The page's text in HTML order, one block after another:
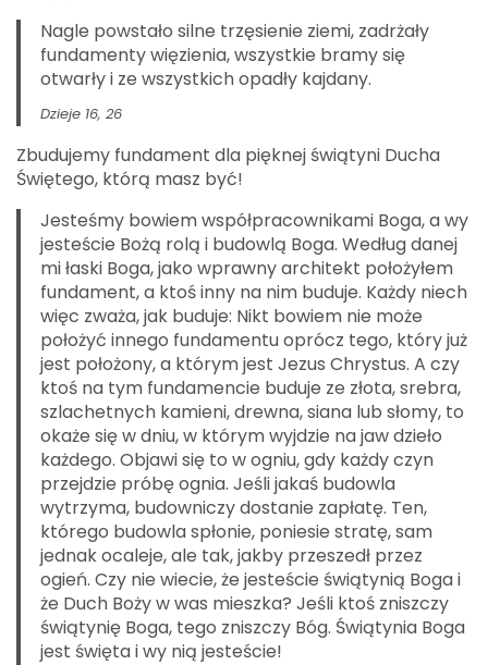
Nagle powstało silne trzęsienie ziemi, zadrżały
fundamenty więzienia, wszystkie bramy się
otwarły i ze wszystkich opadły kajdany.
Dzieje 16, 26
Zbudujemy fundament dla pięknej świątyni Ducha
Świętego, którą masz być!
Jesteśmy bowiem współpracownikami Boga, a wy
jesteście Bożą rolą i budowlą Boga. Według danej
mi łaski Boga, jako wprawny architekt położyłem
fundament, a ktoś inny na nim buduje. Każdy niech
więc zważa, jak buduje: Nikt bowiem nie może
położyć innego fundamentu oprócz tego, który już
jest położony, a którym jest Jezus Chrystus. A czy
ktoś na tym fundamencie buduje ze złota, srebra,
szlachetnych kamieni, drewna, siana lub słomy, to
okaże się w dniu, w którym wyjdzie na jaw dzieło
każdego. Objawi się to w ogniu, gdy każdy czyn
przejdzie próbę ognia. Jeśli jakaś budowla
wytrzyma, budowniczy dostanie zapłatę. Ten,
którego budowla spłonie, poniesie stratę, sam
jednak ocaleje, ale tak, jakby przeszedł przez
ogień. Czy nie wiecie, że jesteście świątynią Boga i
że Duch Boży w was mieszka? Jeśli ktoś zniszczy
świątynię Boga, tego zniszczy Bóg. Świątynia Boga
jest święta i wy nią jesteście!